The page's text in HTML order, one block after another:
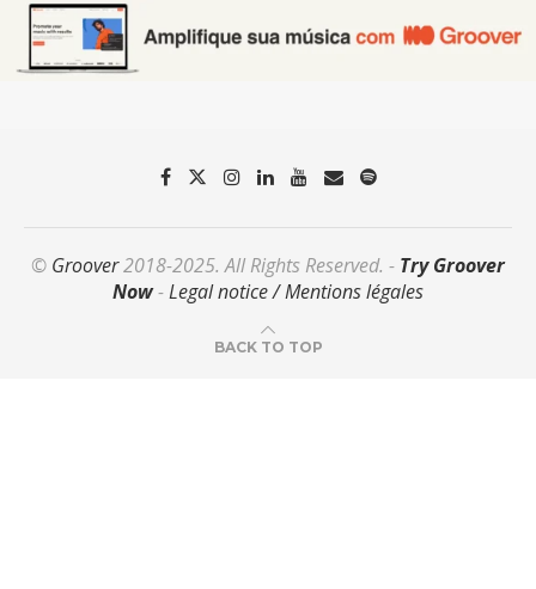
© Groover2018-2025. All Rights Reserved. - Try Groover
Now-Legal notice / Mentions légales
BACK TO TOP